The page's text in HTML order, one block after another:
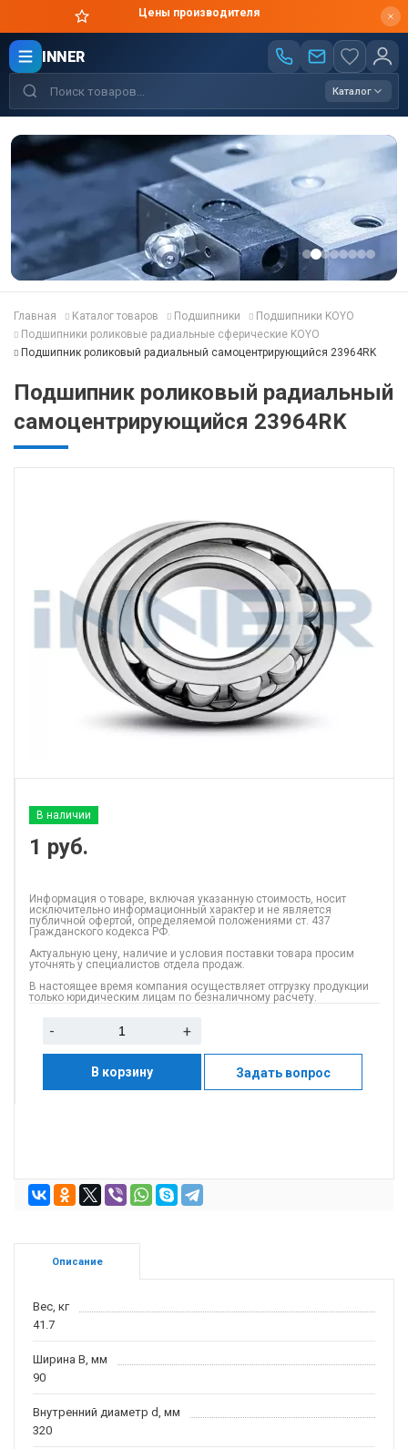
Цены производителя
INNER
Каталог
Главная Каталог товаров Подшипники
Подшипники KOYO
Подшипники роликовые радиальные сферические KOYO
Подшипник роликовый радиальный самоцентрирующийся 23964RK
Подшипник роликовый радиальный
самоцентрирующийся 23964RK
В наличии
1 руб.
Информация о товаре, включая указанную стоимость, носит
исключительно информационный характер и не является
публичной офертой, определяемой положениями ст. 437
Гражданского кодекса РФ.
Актуальную цену, наличие и условия поставки товара просим
уточнять у специалистов отдела продаж.
В настоящее время компания осуществляет отгрузку продукции
только юридическим лицам по безналичному расчету.
- +
В корзину Задать вопрос
Описание
Вес, кг
41.7
Ширина B, мм
90
Внутренний диаметр d, мм
320